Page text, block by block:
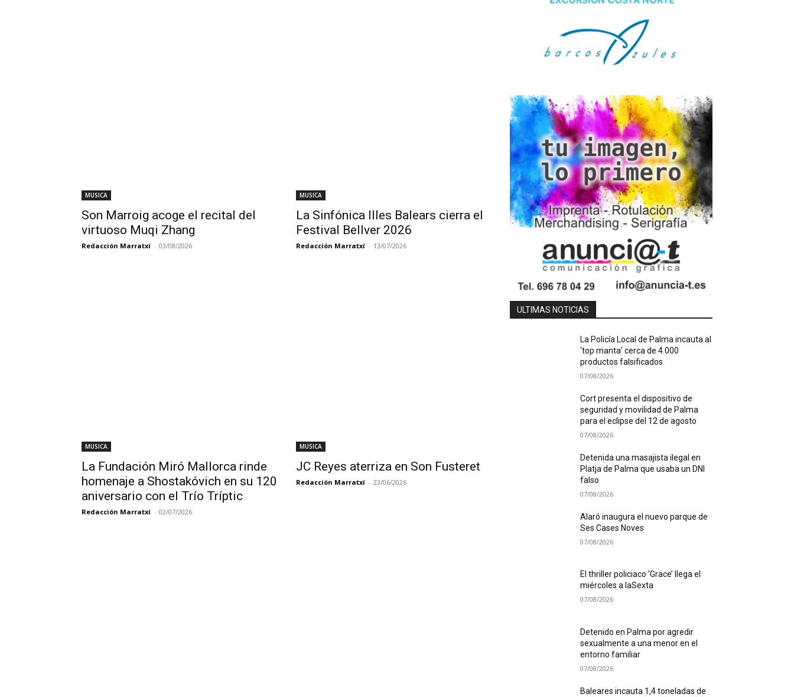
MUSICA
Son Marroig acoge el recital del
virtuoso Muqi Zhang
Redacción Marratxí - 03/08/2026
MUSICA
La Sinfónica Illes Balears cierra el
Festival Bellver 2026
Redacción Marratxí - 13/07/2026
MUSICA
La Fundación Miró Mallorca rinde
homenaje a Shostakóvich en su 120
aniversario con el Trío Tríptic
Redacción Marratxí - 02/07/2026
MUSICA
JC Reyes aterriza en Son Fusteret
Redacción Marratxí - 23/06/2026
ULTIMAS NOTICIAS
La Policía Local de Palma incauta al
‘top manta’ cerca de 4.000
productos falsificados
07/08/2026
Cort presenta el dispositivo de
seguridad y movilidad de Palma
para el eclipse del 12 de agosto
07/08/2026
Detenida una masajista ilegal en
Platja de Palma que usaba un DNI
falso
07/08/2026
Alaró inaugura el nuevo parque de
Ses Cases Noves
07/08/2026
El thriller policiaco ‘Grace’ llega el
miércoles a laSexta
07/08/2026
Detenido en Palma por agredir
sexualmente a una menor en el
entorno familiar
07/08/2026
Baleares incauta 1,4 toneladas de